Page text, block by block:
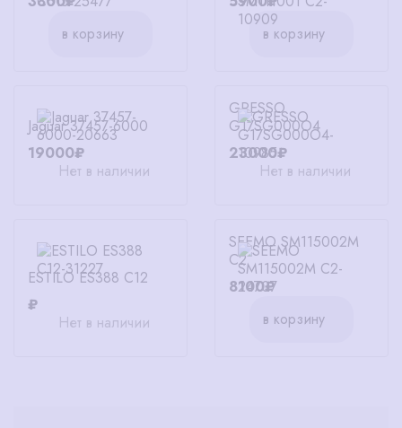
в корзину
в корзину
Jaguar 37457-6000
19000₽
Нет в наличии
GRESSO
G17SG000O4
23000₽
Нет в наличии
ESTILO ES388 C12
₽
Нет в наличии
SEEMO SM115002M
C2
8100₽
в корзину